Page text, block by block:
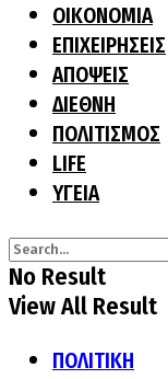
ΟΙΚΟΝΟΜΙΑ
ΕΠΙΧΕΙΡΗΣΕΙΣ
ΑΠΟΨΕΙΣ
ΔΙΕΘΝΗ
ΠΟΛΙΤΙΣΜΟΣ
LIFE
ΥΓΕΙΑ
No Result
View All Result
ΠΟΛΙΤΙΚΗ